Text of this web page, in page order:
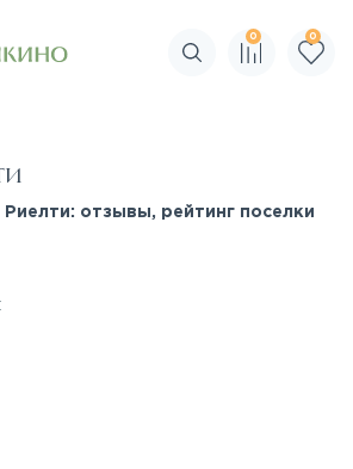
Поиск по сайту
0 0
отзывы, рейтинг поселки